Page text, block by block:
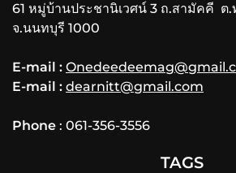
61 หมู่บ้านประชานิเวศน์ 3 ถ.สามัคคี ต.
จ.นนทบุรี 1000
E-mail :
E-mail : dearnitt@gmail.com
Phone : 061-356-3556
TAGS